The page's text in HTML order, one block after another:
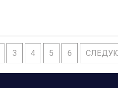
3 4 5 6